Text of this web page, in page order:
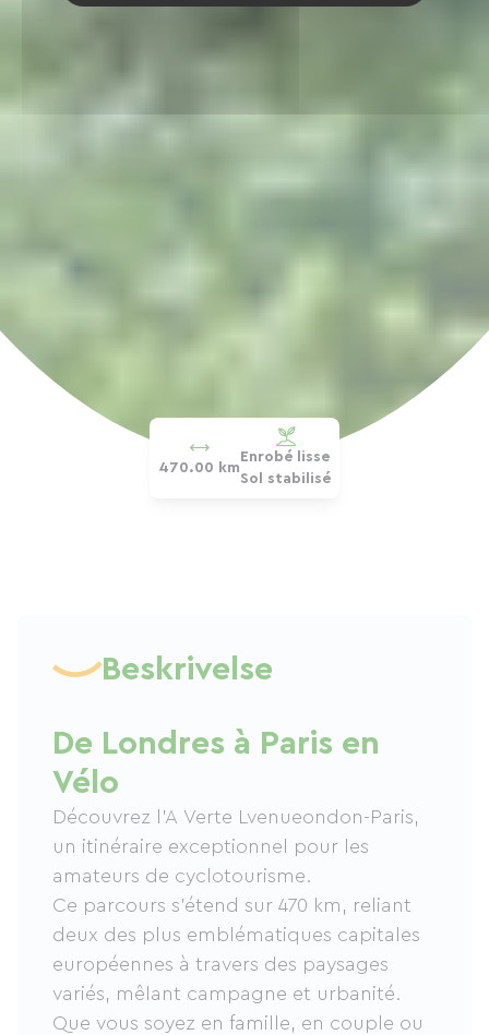
470.00 km
Enrobé lisse
Sol stabilisé
Beskrivelse
De Londres à Paris en
Vélo
Découvrez l'A Verte Lvenueondon-Paris,
un itinéraire exceptionnel pour les
amateurs de cyclotourisme.
Ce parcours s’étend sur 470 km, reliant
deux des plus emblématiques capitales
européennes à travers des paysages
variés, mêlant campagne et urbanité.
Que vous soyez en famille, en couple ou